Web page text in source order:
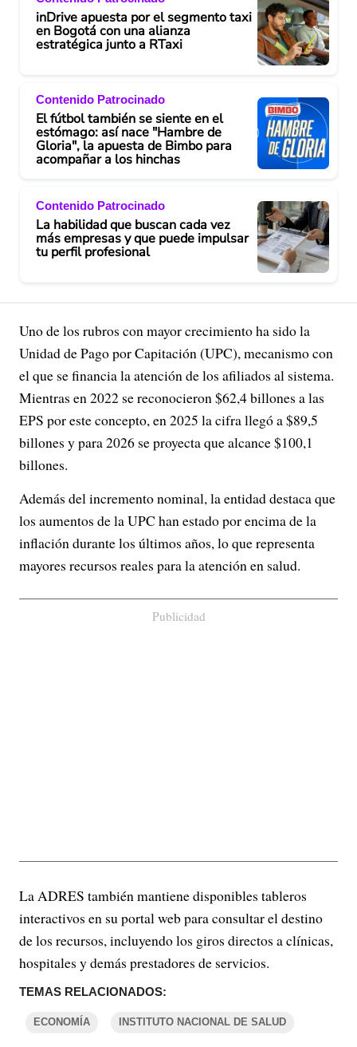
inDrive apuesta por el segmento taxi
en Bogotá con una alianza
estratégica junto a RTaxi
Contenido Patrocinado
El fútbol también se siente en el
estómago: así nace "Hambre de
Gloria", la apuesta de Bimbo para
acompañar a los hinchas
Contenido Patrocinado
La habilidad que buscan cada vez
más empresas y que puede impulsar
tu perfil profesional
Uno de los rubros con mayor crecimiento ha sido la
Unidad de Pago por Capitación (UPC), mecanismo con
el que se financia la atención de los afiliados al sistema.
Mientras en 2022 se reconocieron $62,4 billones a las
EPS por este concepto, en 2025 la cifra llegó a $89,5
billones y para 2026 se proyecta que alcance $100,1
billones.
Además del incremento nominal, la entidad destaca que
los aumentos de la UPC han estado por encima de la
inflación durante los últimos años, lo que representa
mayores recursos reales para la atención en salud.
Publicidad
La ADRES también mantiene disponibles tableros
interactivos en su portal web para consultar el destino
de los recursos, incluyendo los giros directos a clínicas,
hospitales y demás prestadores de servicios.
TEMAS RELACIONADOS:
ECONOMÍA INSTITUTO NACIONAL DE SALUD